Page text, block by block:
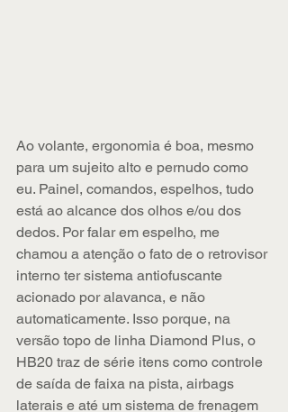
Ao volante, ergonomia é boa, mesmo
para um sujeito alto e pernudo como
eu. Painel, comandos, espelhos, tudo
está ao alcance dos olhos e/ou dos
dedos. Por falar em espelho, me
chamou a atenção o fato de o retrovisor
interno ter sistema antiofuscante
acionado por alavanca, e não
automaticamente. Isso porque, na
versão topo de linha Diamond Plus, o
HB20 traz de série itens como controle
de saída de faixa na pista, airbags
laterais e até um sistema de frenagem